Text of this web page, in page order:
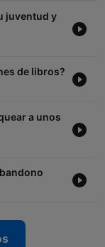
juventud y
de libros?
a unos